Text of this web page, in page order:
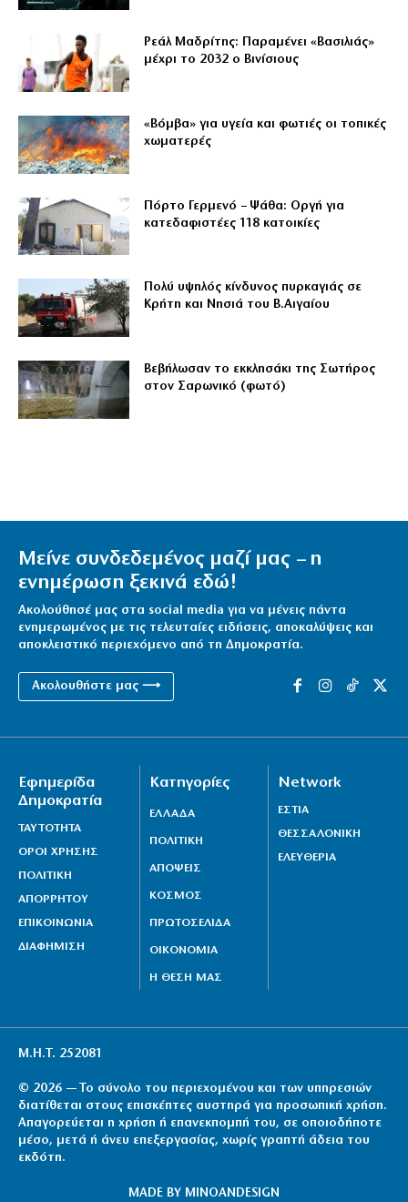
Ρεάλ Μαδρίτης: Παραμένει «Βασιλιάς»
μέχρι το 2032 ο Βινίσιους
«Βόμβα» για υγεία και φωτιές οι τοπικές
χωματερές
Πόρτο Γερμενό – Ψάθα: Οργή για
κατεδαφιστέες 118 κατοικίες
Πολύ υψηλός κίνδυνος πυρκαγιάς σε
Κρήτη και Νησιά του Β.Αιγαίου
Βεβήλωσαν το εκκλησάκι της Σωτήρος
στον Σαρωνικό (φωτό)
Μείνε συνδεδεμένος μαζί μας – η
ενημέρωση ξεκινά εδώ!
Ακολούθησέ μας στα social media για να μένεις πάντα
ενημερωμένος με τις τελευταίες ειδήσεις, αποκαλύψεις και
αποκλειστικό περιεχόμενο από τη Δημοκρατία.
Ακολουθήστε μας ⟶
Εφημερίδα
Δημοκρατία
ΤΑΥΤΟΤΗΤΑ
ΟΡΟΙ ΧΡΗΣΗΣ
ΠΟΛΙΤΙΚΗ
ΑΠΟΡΡΗΤΟΥ
ΕΠΙΚΟΙΝΩΝΙΑ
ΔΙΑΦΗΜΙΣΗ
Κατηγορίες
ΕΛΛΑΔΑ
ΠΟΛΙΤΙΚΗ
ΑΠΟΨΕΙΣ
ΚΟΣΜΟΣ
ΠΡΩΤΟΣΕΛΙΔΑ
ΟΙΚΟΝΟΜΙΑ
Η ΘΕΣΗ ΜΑΣ
Network
ΕΣΤΙΑ
ΘΕΣΣΑΛΟΝΙΚΗ
ΕΛΕΥΘΕΡΙΑ
Μ.Η.Τ. 252081
© 2026 — Το σύνολο του περιεχομένου και των υπηρεσιών
διατίθεται στους επισκέπτες αυστηρά για προσωπική χρήση.
Απαγορεύεται η χρήση ή επανεκπομπή του, σε οποιοδήποτε
μέσο, μετά ή άνευ επεξεργασίας, χωρίς γραπτή άδεια του
εκδότη.
MADE BY MINOANDESIGN